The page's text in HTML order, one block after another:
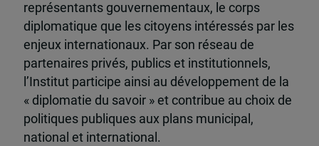
représentants gouvernementaux, le corps
diplomatique que les citoyens intéressés par les
enjeux internationaux. Par son réseau de
partenaires privés, publics et institutionnels,
l’Institut participe ainsi au développement de la
« diplomatie du savoir » et contribue au choix de
politiques publiques aux plans municipal,
national et international.